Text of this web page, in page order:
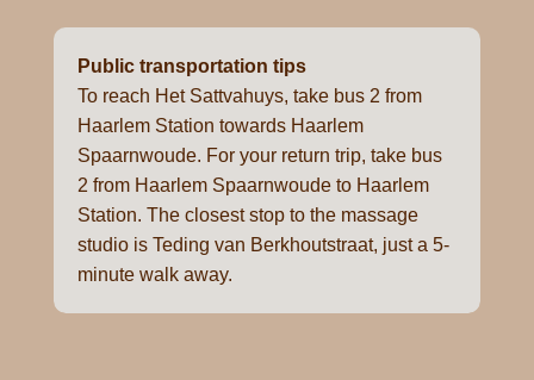
Public transportation tips
To reach Het Sattvahuys, take bus 2 from
Haarlem Station towards Haarlem
Spaarnwoude. For your return trip, take bus
2 from Haarlem Spaarnwoude to Haarlem
Station. The closest stop to the massage
studio is Teding van Berkhoutstraat, just a 5-
minute walk away.